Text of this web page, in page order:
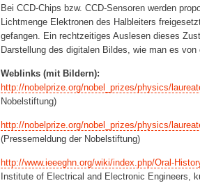
Bei CCD-Chips bzw. CCD-Sensoren werden
Lichtmenge Elektronen des Halbleiters
gefangen. Ein rechtzeitiges Auslesen dieses
Darstellung des digitalen Bildes, wie man es
Weblinks (mit Bildern):
http://nobelprize.org/nobel_prizes/physics/
Nobelstiftung)
http://nobelprize.org/nobel_prizes/physics/
(Pressemeldung der Nobelstiftung)
http://www.ieeeghn.org/wiki/index.php/Oral-
Institute of Electrical and Electronic Engineers,